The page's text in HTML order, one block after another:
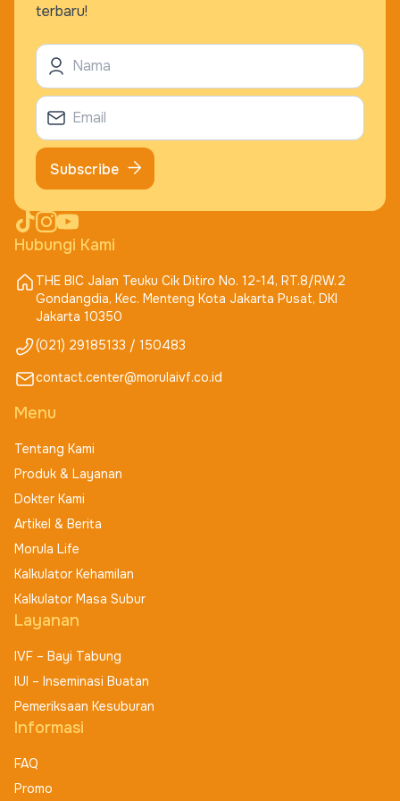
Hubungi Kami
THE BIC Jalan Teuku Cik Ditiro No. 12-14, RT.8/RW.2
Gondangdia, Kec. Menteng Kota Jakarta Pusat, DKI
Jakarta 10350
(021) 29185133 / 150483
contact.center@morulaivf.co.id
Menu
Tentang Kami
Produk & Layanan
Dokter Kami
Artikel & Berita
Morula Life
Kalkulator Kehamilan
Kalkulator Masa Subur
Layanan
IVF – Bayi Tabung
IUI – Inseminasi Buatan
Pemeriksaan Kesuburan
Informasi
FAQ
Promo
terbaru!
Subscribe